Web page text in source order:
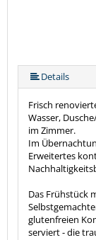
Details
Frisch
Wasser,
im Zimmer.
Im
Erweitertes
Das Frühstück
glutenfreien
serviert - die